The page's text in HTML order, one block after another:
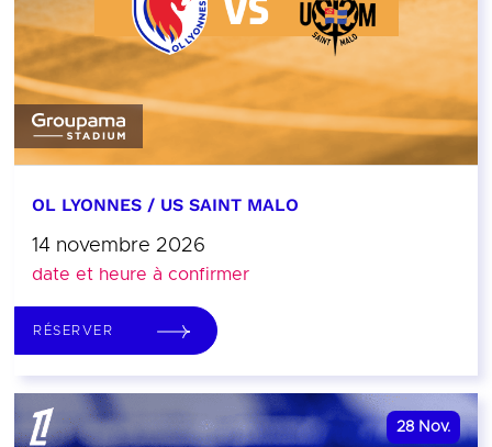
OL LYONNES / US SAINT MALO
14 novembre 2026
date et heure à confirmer
RÉSERVER
28 Nov.